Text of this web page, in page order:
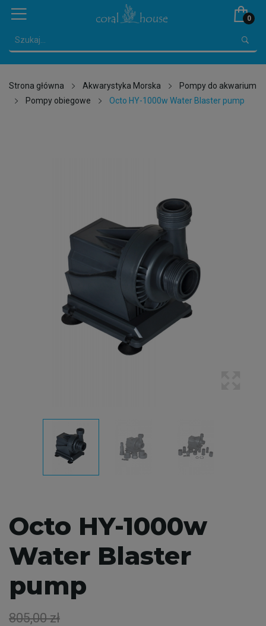
0
Strona główna Akwarystyka Morska
Pompy do akwarium
Pompy obiegowe
Octo HY-1000w Water Blaster pump
Octo HY-1000w
Water Blaster
pump
805,00 zł